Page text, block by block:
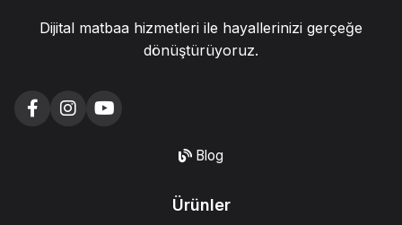
Dijital matbaa hizmetleri ile hayallerinizi gerçeğe
dönüştürüyoruz.
Blog
Ürünler